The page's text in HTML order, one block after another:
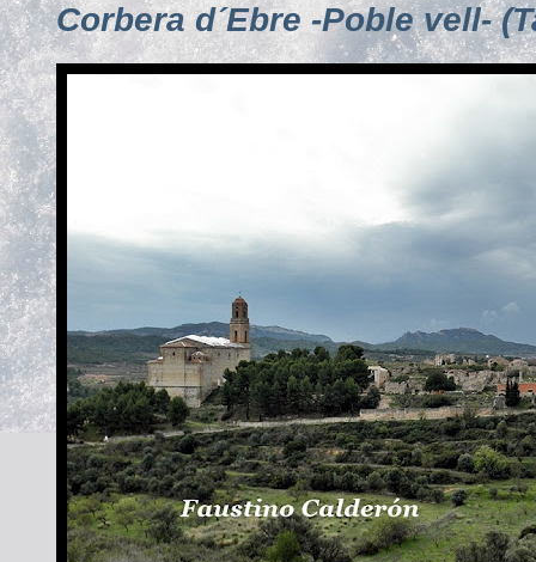
Corbera d´Ebre -Poble vell-